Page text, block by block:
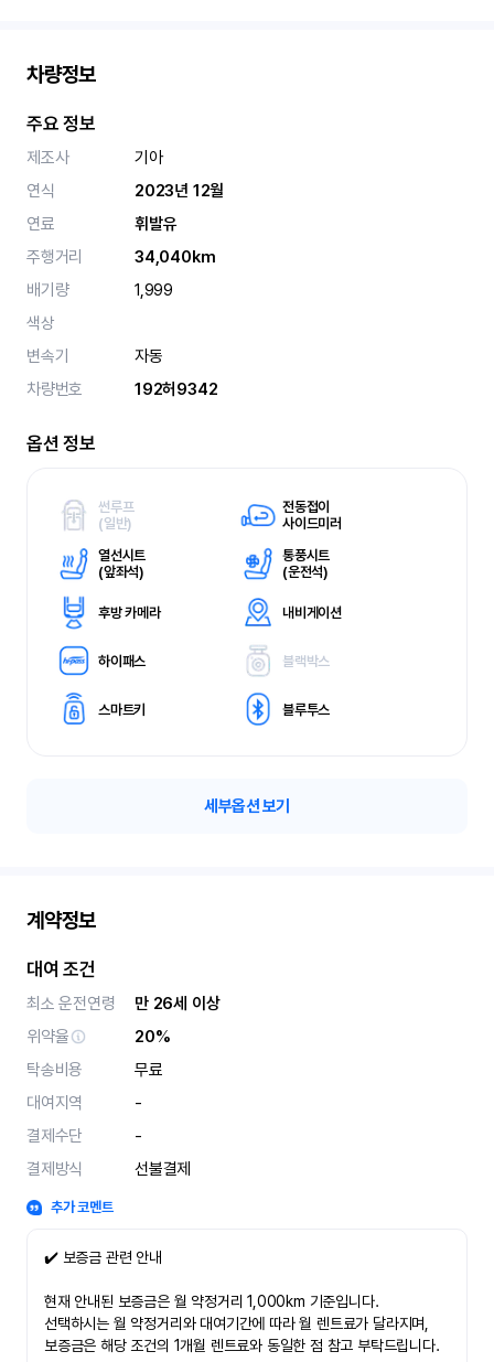
차량정보
주요 정보
제조사
기아
연식
2023년 12월
연료
휘발유
주행거리
34,040km
배기량
1,999
색상
변속기
자동
차량번호
192허9342
옵션 정보
썬루프
(일반)
전동접이
사이드미러
열선시트
(앞좌석)
통풍시트
(운전석)
후방 카메라 내비게이션
하이패스 블랙박스
스마트키 블루투스
세부옵션 보기
계약정보
대여 조건
최소 운전연령
만 26세 이상
위약율
20%
탁송비용
무료
대여지역
-
결제수단
-
결제방식
선불결제
추가 코멘트
✔️ 보증금 관련 안내
현재 안내된 보증금은 월 약정거리 1,000km 기준입니다.
선택하시는 월 약정거리와 대여기간에 따라 월 렌트료가 달라지며,
보증금은 해당 조건의 1개월 렌트료와 동일한 점 참고 부탁드립니다.